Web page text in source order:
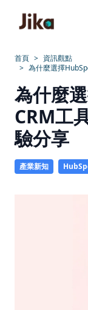
首頁 > 資訊觀點
> 為什麼選擇
為
什
麼
選
擇
為什麼
CRM工
驗分享
產業新知